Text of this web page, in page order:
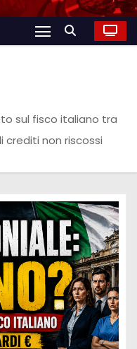
sul fisco italiano tra
crediti non riscossi